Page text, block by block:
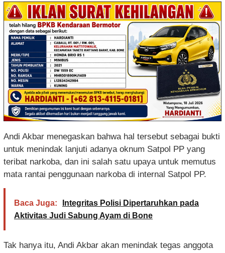
Andi Akbar menegaskan bahwa hal tersebut sebagai bukti
untuk menindak lanjuti adanya oknum Satpol PP yang
teribat narkoba, dan ini salah satu upaya untuk memutus
mata rantai penggunaan narkoba di internal Satpol PP.
Baca Juga:
Integritas Polisi Dipertaruhkan pada
Aktivitas Judi Sabung Ayam di Bone
Tak hanya itu, Andi Akbar akan menindak tegas anggota